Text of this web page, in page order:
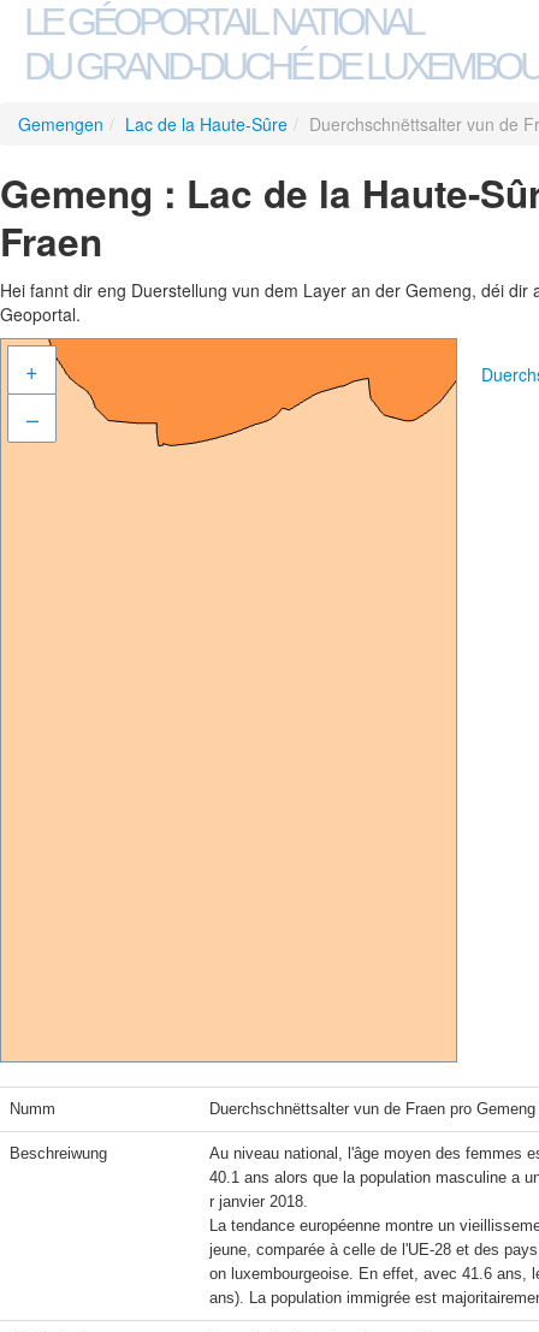
LE GÉOPORTAIL NATIONAL
DU GRAND-DUCHÉ DE
Gemengen / Lac de la Haute-Sûre / Duerchschnëttsalter vun de
Gemeng : Lac de la Haute-
Fraen
Hei fannt dir eng Duerstellung vun dem Layer an der Gemeng, déi
Geoportal.
+
–
Numm Duerchschnëttsalter vun de Fraen pro
Beschreiwung
Au niveau national, l'âge moyen des femmes
40.1 ans alors que la population masculine a
r janvier 2018.
La tendance européenne montre un
jeune, comparée à celle de l'UE-28 et des
on luxembourgeoise. En effet, avec 41.6 ans,
ans). La population immigrée est